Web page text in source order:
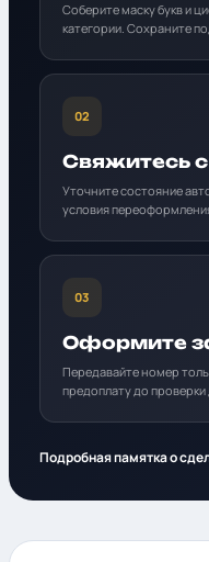
Соберите маску букв и
категории. Сохраните
02
Свяжитесь
Уточните состояние
условия
03
Оформите
Передавайте номер
предоплату до
Подробная памятка о